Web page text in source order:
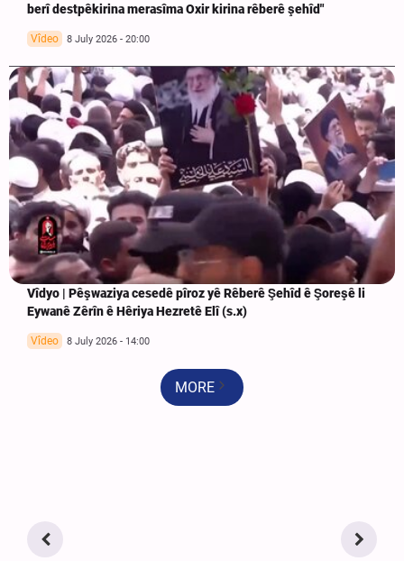
berî destpêkirina merasîma Oxir kirina rêberê şehîd"
Vîdeo 8 July 2026 - 20:00
Vîdyo | Pêşwaziya cesedê pîroz yê Rêberê Şehîd ê Şoreşê li
Eywanê Zêrîn ê Hêriya Hezretê Elî (s.x)
Vîdeo 8 July 2026 - 14:00
MORE